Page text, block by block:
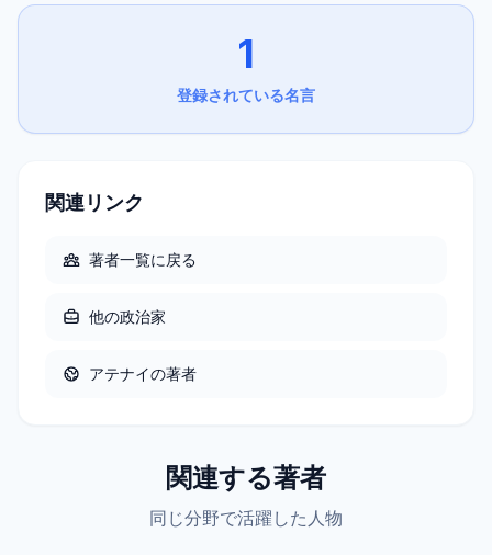
1
登録されている名言
関連リンク
著者一覧に戻る
他の政治家
アテナイの著者
関連する著者
同じ分野で活躍した人物